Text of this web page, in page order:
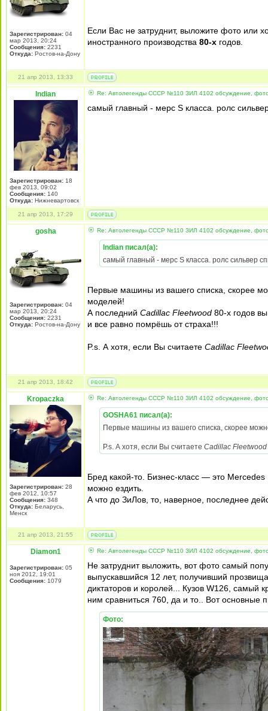
Зарегистрирован: 04
мар 2013, 20:24
Сообщения: 2231
Откуда: Ростов-на-Дону
Если Вас не затруднит, выложите фото или
иностранного производства 80-х годов.
21 апр 2013, 13:33
Indian
Зарегистрирован: 18
фев 2013, 09:02
Сообщения: 140
Откуда: Нижневартовск
Re: Автолегенды СССР №110 ЗИЛ 4102 обсуждение,
самый главный - мерс S класса. ролс
21 апр 2013, 17:29
gosha
Зарегистрирован: 04
мар 2013, 20:24
Сообщения: 2231
Откуда: Ростов-на-Дону
Re: Автолегенды СССР №110 ЗИЛ 4102 обсуждение,
Indian писал(а):
самый главный - мерс S класса. ролс сильвер
Первые машины из вашего списка, скорее
моделей!
А последний Cadillac Fleetwood 80-х годов
и все равно помрёшь от страха!!!
P.s. А хотя, если Вы считаете Cadillac
21 апр 2013, 18:42
Kropaczka
Зарегистрирован: 28
фев 2012, 10:57
Сообщения: 348
Откуда: Беларусь,
Менск
Re: Автолегенды СССР №110 ЗИЛ 4102 обсуждение,
GOSHA61 писал(а):
Первые машины из вашего списка, скорее
P.s. А хотя, если Вы считаете Cadillac Fleetwood
Бред какой-то. Бизнес-класс — это
можно ездить.
А что до ЗиЛов, то, наверное, последнее
21 апр 2013, 21:55
Diamon1
Зарегистрирован: 05
ноя 2012, 19:01
Сообщения: 1079
Re: Автолегенды СССР №110 ЗИЛ 4102 обсуждение,
Не затруднит выложить, вот фото самый
выпускавшийся 12 лет, получивший
диктаторов и королей... Кузов W126,
ним сравниться 760, да и то.. Вот основные
Фото: